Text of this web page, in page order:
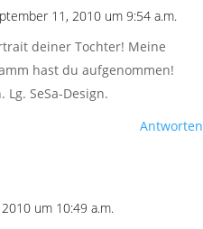
11, 2010 um 9:54 a.m.
deiner Tochter! Meine
hast du aufgenommen!
SeSa-Design.
Antworten
um 10:49 a.m.